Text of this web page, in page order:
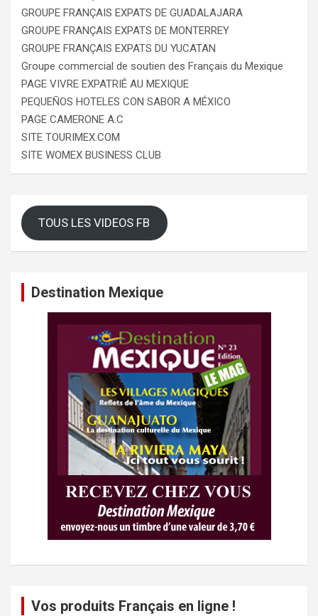
GROUPE FRANÇAIS EXPATS DE GUADALAJARA
GROUPE FRANÇAIS EXPATS DE MONTERREY
GROUPE FRANÇAIS EXPATS DU YUCATAN
Groupe commercial de soutien des Français du Mexique
PAGE VIVRE EXPATRIÉ AU MEXIQUE
PEQUEÑOS HOTELES CON SABOR A MÉXICO
PAGE CAMERONE A.C
SITE TOURIMEX.COM
SITE WOMEX BUSINESS CLUB
TOUS LES VIDEOS FB
Destination Mexique
Vos produits Français en ligne !